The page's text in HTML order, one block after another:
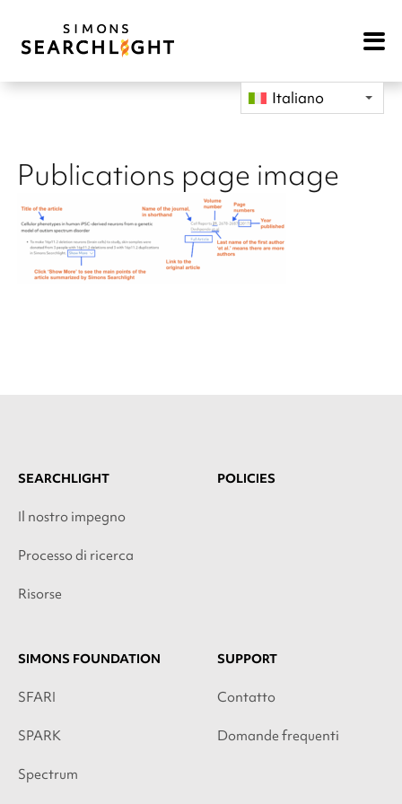
Open
Italiano
Publications page image
SEARCHLIGHT
Il nostro impegno
Processo di ricerca
Risorse
POLICIES
SIMONS FOUNDATION
SFARI
SPARK
Spectrum
SUPPORT
Contatto
Domande frequenti